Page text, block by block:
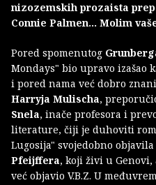
nizozemskih prozaista
Connie Palmen… Molim
Pored spomenutog
Mondays" bio upravo izašao
i pored nama već dobro
Harryja Mulischa,
Snela, inače profesora i
literature, čiji je duhoviti
Lugosija" svojedobno
Pfeijffera, koji živi u Genovi,
već objavio V.B.Z. U